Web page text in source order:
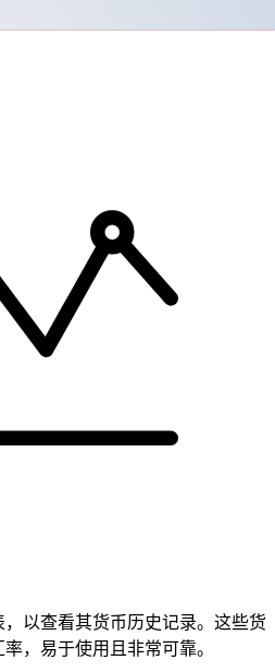
以查看其货币历史记录。这些货
，易于使用且非常可靠。